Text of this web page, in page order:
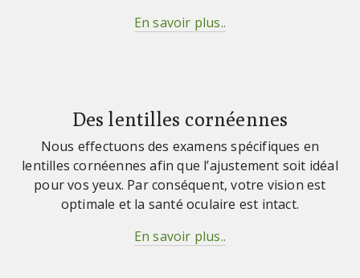
En savoir plus..
Des lentilles cornéennes
Nous effectuons des examens spécifiques en
lentilles cornéennes afin que l’ajustement soit idéal
pour vos yeux. Par conséquent, votre vision est
optimale et la santé oculaire est intact.
En savoir plus..